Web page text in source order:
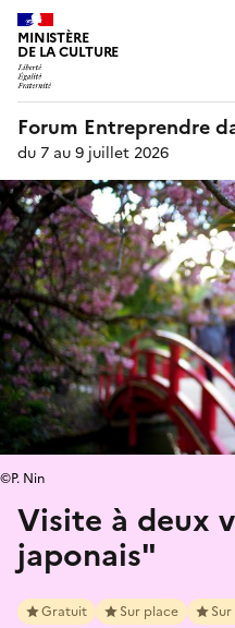
MINISTÈRE
DE LA CULTURE
Forum Entreprendre
du 7 au 9 juillet 2026
Visite à deux
japonais"
Gratuit Sur place
©P. Nin